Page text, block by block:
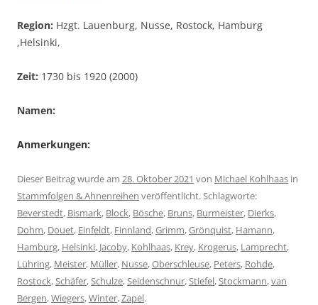
Region: Hzgt. Lauenburg, Nusse, Rostock, Hamburg
,Helsinki,
Zeit: 1730 bis 1920 (2000)
Namen:
Anmerkungen:
Dieser Beitrag wurde am 28. Oktober 2021 von Michael Kohlhaas in
Stammfolgen & Ahnenreihen veröffentlicht. Schlagworte:
Beverstedt, Bismark, Block, Bösche, Bruns, Burmeister, Dierks,
Dohm, Douet, Einfeldt, Finnland,Grimm,Grönquist, Hamann,
Hamburg, Helsinki, Jacoby, Kohlhaas, Krey, Krogerus, Lamprecht,
Lühring, Meister, Müller, Nusse,Oberschleuse, Peters, Rohde,
Rostock,Schäfer,Schulze,Seidenschnur,Stiefel,Stockmann,van
Bergen,Wiegers,Winter,Zapel.